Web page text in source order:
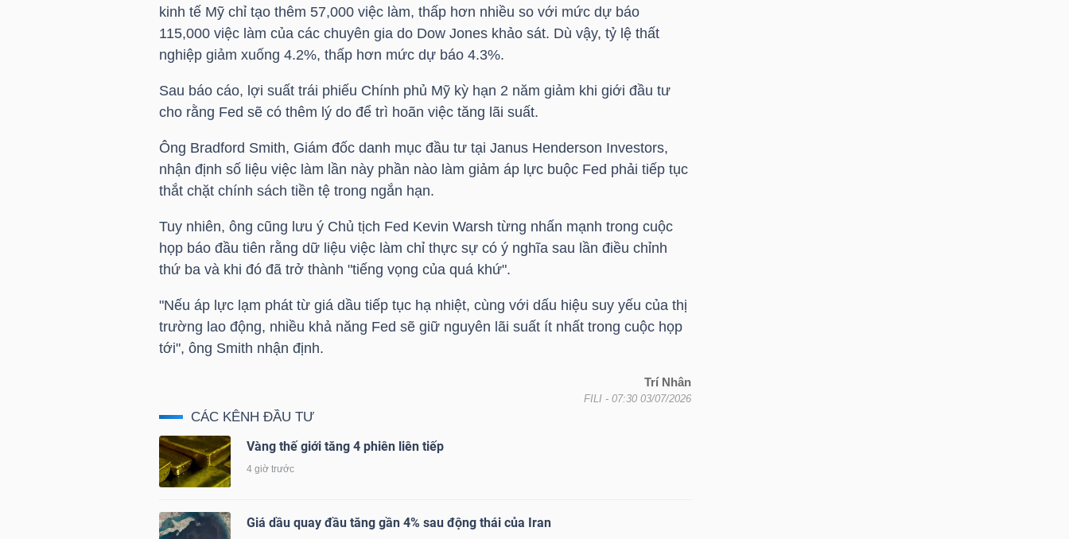
kinh tế Mỹ chỉ tạo thêm 57,000 việc làm, thấp hơn nhiều so với mức dự báo
115,000 việc làm của các chuyên gia do Dow Jones khảo sát. Dù vậy, tỷ lệ thất
nghiệp giảm xuống 4.2%, thấp hơn mức dự báo 4.3%.
Sau báo cáo, lợi suất trái phiếu Chính phủ Mỹ kỳ hạn 2 năm giảm khi giới đầu tư
cho rằng Fed sẽ có thêm lý do để trì hoãn việc tăng lãi suất.
Ông Bradford Smith, Giám đốc danh mục đầu tư tại Janus Henderson Investors,
nhận định số liệu việc làm lần này phần nào làm giảm áp lực buộc Fed phải tiếp tục
thắt chặt chính sách tiền tệ trong ngắn hạn.
Tuy nhiên, ông cũng lưu ý Chủ tịch Fed Kevin Warsh từng nhấn mạnh trong cuộc
họp báo đầu tiên rằng dữ liệu việc làm chỉ thực sự có ý nghĩa sau lần điều chỉnh
thứ ba và khi đó đã trở thành "tiếng vọng của quá khứ".
"Nếu áp lực lạm phát từ giá dầu tiếp tục hạ nhiệt, cùng với dấu hiệu suy yếu của thị
trường lao động, nhiều khả năng Fed sẽ giữ nguyên lãi suất ít nhất trong cuộc họp
tới", ông Smith nhận định.
Trí Nhân
FILI - 07:30 03/07/2026
CÁC KÊNH ĐẦU TƯ
Vàng thế giới tăng 4 phiên liên tiếp
4 giờ trước
Giá dầu quay đầu tăng gần 4% sau động thái của Iran